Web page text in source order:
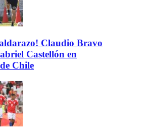
Claudio Bravo
Castellón en
Chile